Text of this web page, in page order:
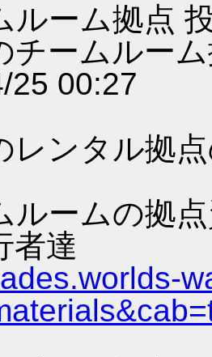
ルーム拠点
ームルー
25 00:27
ンタル拠
ームの拠
者達